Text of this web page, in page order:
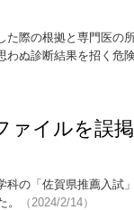
際の根拠と専門医の
ぬ診断結果を招く危
ァイルを誤
の「佐賀県推薦入試
（2024/2/14）